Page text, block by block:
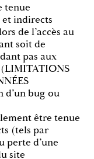
tenue
et indirects
de l’accès au
soit de
pas aux
d’un bug ou
être tenue
(tels par
perte d’une
site